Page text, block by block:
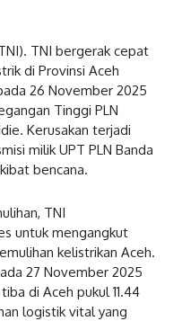
TNI bergerak cepat
di Provinsi Aceh
26 November 2025
Tinggi PLN
Kerusakan terjadi
milik UPT PLN Banda
bencana.
TNI
untuk mengangkut
kelistrikan Aceh.
27 November 2025
di Aceh pukul 11.44
logistik vital yang